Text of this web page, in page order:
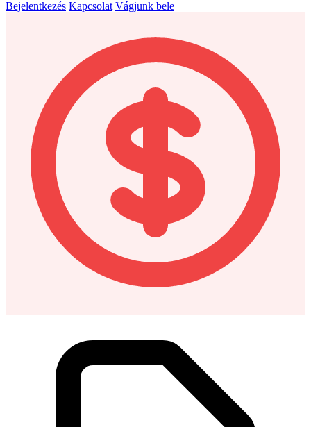
Bejelentkezés Kapcsolat Vágjunk bele